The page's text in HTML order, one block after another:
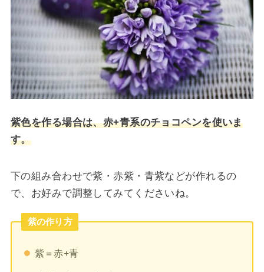
紫色を作る場合は、赤+青系のチョコペンを使いま
す。
下の組み合わせで紫・赤紫・青紫などが作れるの
で、お好みで調整してみてくださいね。
紫の作り方
紫＝赤+青